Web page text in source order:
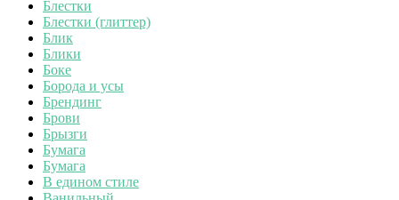
Блестки
Блестки (глиттер)
Блик
Блики
Боке
Борода и усы
Брендинг
Брови
Брызги
Бумага
Бумага
В едином стиле